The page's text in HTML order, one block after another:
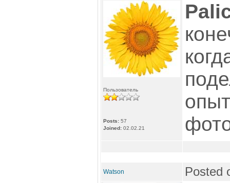
Пользователь
Posts: 57
Joined: 02.02.21
Watson Posted